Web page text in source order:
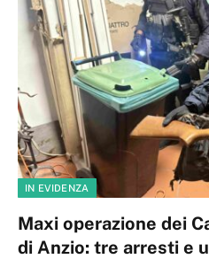
IN EVIDENZA
Maxi operazione dei
di Anzio: tre arresti e